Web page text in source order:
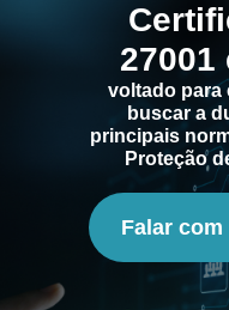
27001
voltado para
buscar a
principais
Proteção
Falar